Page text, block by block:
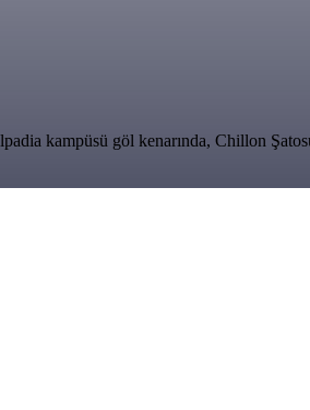
kampüsü göl kenarında, Chillon